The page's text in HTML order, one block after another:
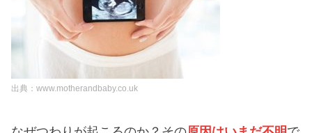
出典：www.motherandbaby.co.uk